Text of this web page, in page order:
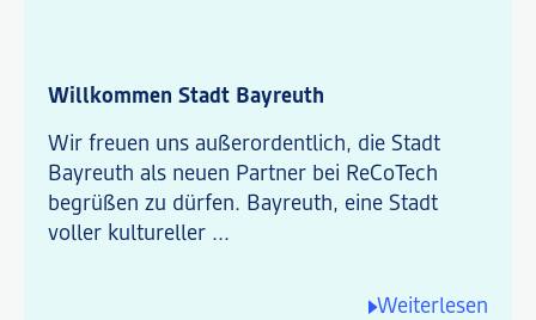
Willkommen Stadt Bayreuth
Wir freuen uns außerordentlich, die Stadt
Bayreuth als neuen Partner bei ReCoTech
begrüßen zu dürfen. Bayreuth, eine Stadt
voller kultureller ...
Weiterlesen